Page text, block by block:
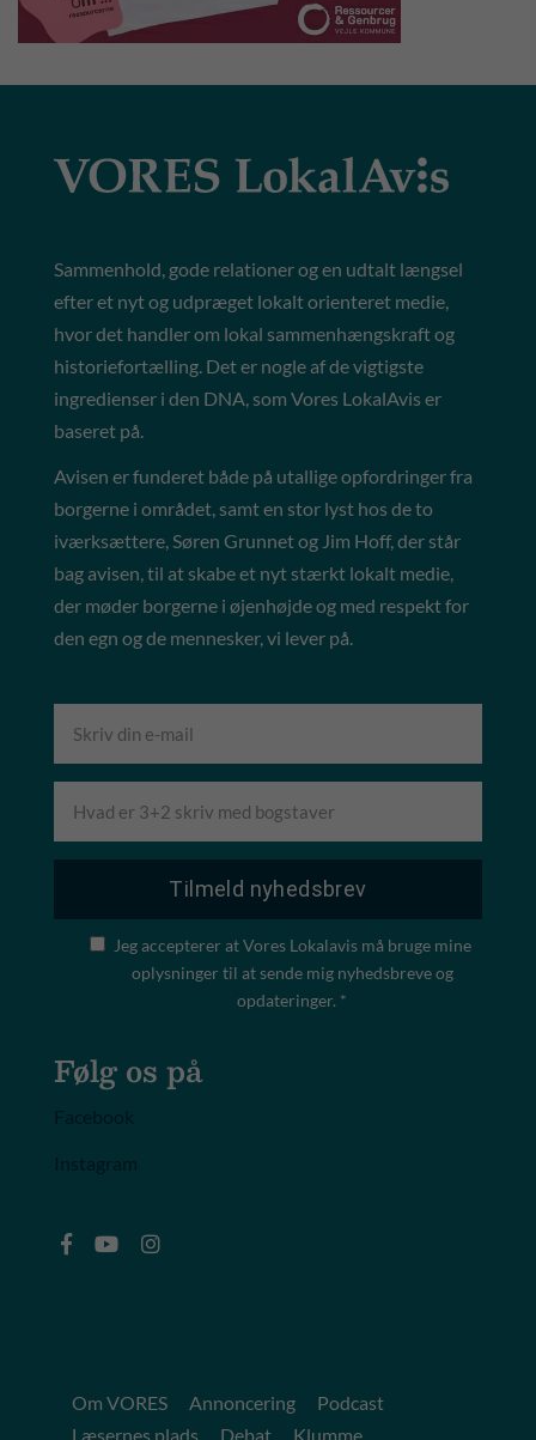
Sammenhold, gode relationer og en udtalt længsel
efter et nyt og udpræget lokalt orienteret medie,
hvor det handler om lokal sammenhængskraft og
historiefortælling. Det er nogle af de vigtigste
ingredienser i den DNA, som Vores LokalAvis er
baseret på.
Avisen er funderet både på utallige opfordringer fra
borgerne i området, samt en stor lyst hos de to
iværksættere, Søren Grunnet og Jim Hoff, der står
bag avisen, til at skabe et nyt stærkt lokalt medie,
der møder borgerne i øjenhøjde og med respekt for
den egn og de mennesker, vi lever på.
Jeg accepterer at Vores Lokalavis må bruge mine
oplysninger til at sende mig nyhedsbreve og
opdateringer. *
Følg os på
Om VORES Annoncering
Podcast
Læsernes plads
Debat Klumme